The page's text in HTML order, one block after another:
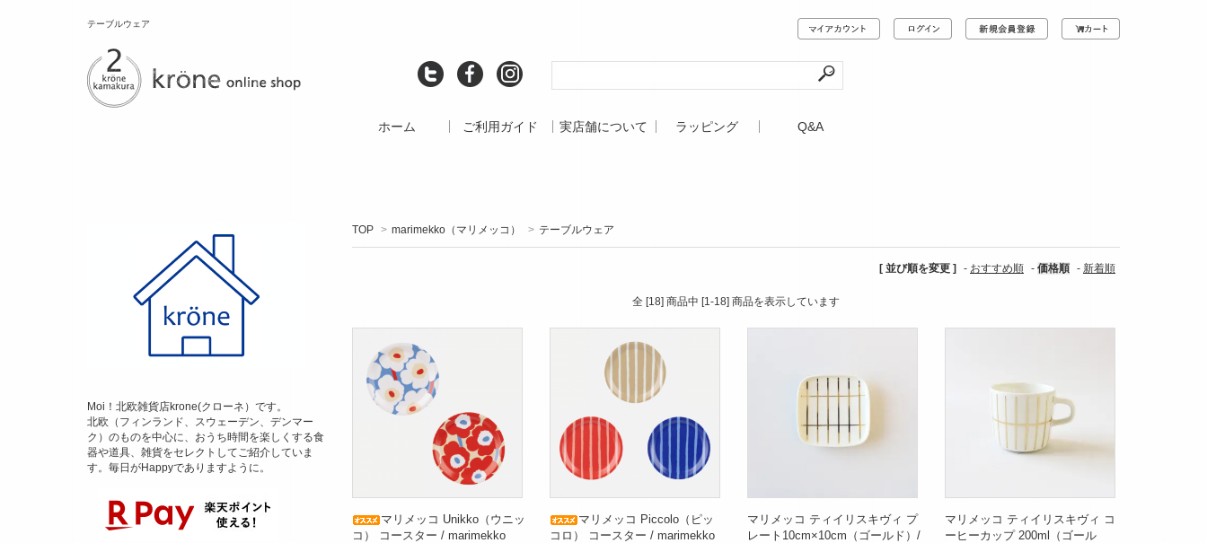
テーブルウェア
ホーム ご利用ガイド 実店舗について ラッピング Q&A
TOP > marimekko（マリメッコ） > テーブルウェア
[ 並び順を変更 ] - おすすめ順 - 価格順 - 新着順
全 [18] 商品中 [1-18] 商品を表示しています
マリメッコ Unikko（ウニッ
コ） コースター / marimekko
マリメッコ Piccolo（ピッ
コロ） コースター / marimekko
マリメッコ ティイリスキヴィ プ
レート10cm×10cm（ゴールド）/
マリメッコ ティイリスキヴィ コ
ーヒーカップ 200ml（ゴール
Moi！北欧雑貨店krone(クローネ）です。
北欧（フィンランド、スウェーデン、デンマー
ク）のものを中心に、おうち時間を楽しくする食
器や道具、雑貨をセレクトしてご紹介していま
す。毎日がHappyでありますように。